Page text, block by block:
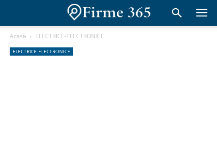
Acasă ELECTRICE-ELECTRONICE
ELECTRICE-ELECTRONICE